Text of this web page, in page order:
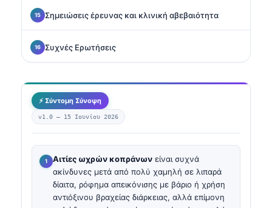
Σημειώσεις έρευνας και κλινική αβεβαιότητα
Συχνές Ερωτήσεις
⚡ Σύντομη Σύνοψη
v1.0 — 15 Ιουνίου 2026
Αιτίες ωχρών κοπράνων είναι συχνά
ακίνδυνες μετά από πολύ χαμηλή σε λιπαρά
δίαιτα, ρόφημα απεικόνισης με βάριο ή χρήση
αντιόξινου βραχείας διάρκειας, αλλά επίμονη